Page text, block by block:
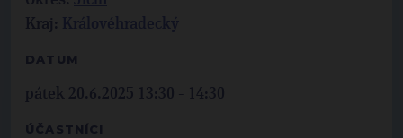
Kraj:
DATUM
pátek 20.6.2025 13:30 - 14:30
ÚČASTNÍCI